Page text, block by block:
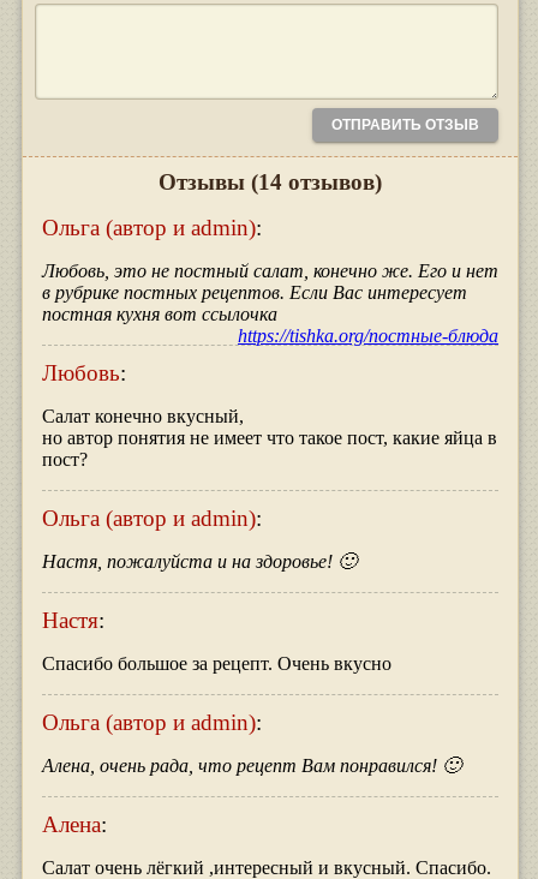
Отзывы (14 отзывов)
Ольга (автор и admin):
Любовь, это не постный салат, конечно же. Его и нет
в рубрике постных рецептов. Если Вас интересует
постная кухня вот ссылочка
https://tishka.org/постные-блюда
Любовь:
Салат конечно вкусный,
но автор понятия не имеет что такое пост, какие яйца в
пост?
Ольга (автор и admin):
Настя, пожалуйста и на здоровье! 🙂
Настя:
Спасибо большое за рецепт. Очень вкусно
Ольга (автор и admin):
Алена, очень рада, что рецепт Вам понравился! 🙂
Алена:
Салат очень лёгкий ,интересный и вкусный. Спасибо.